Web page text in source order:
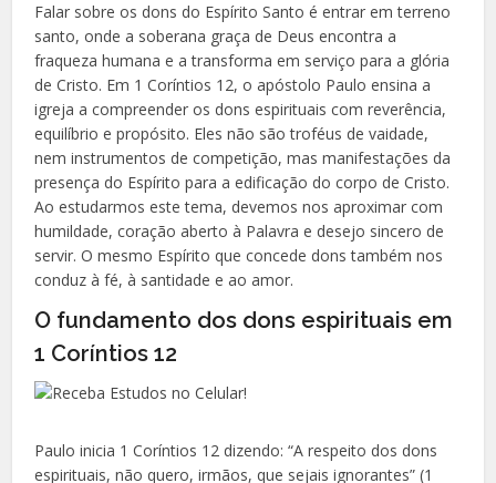
Falar sobre os dons do Espírito Santo é entrar em terreno
santo, onde a soberana graça de Deus encontra a
fraqueza humana e a transforma em serviço para a glória
de Cristo. Em 1 Coríntios 12, o apóstolo Paulo ensina a
igreja a compreender os dons espirituais com reverência,
equilíbrio e propósito. Eles não são troféus de vaidade,
nem instrumentos de competição, mas manifestações da
presença do Espírito para a edificação do corpo de Cristo.
Ao estudarmos este tema, devemos nos aproximar com
humildade, coração aberto à Palavra e desejo sincero de
servir. O mesmo Espírito que concede dons também nos
conduz à fé, à santidade e ao amor.
O fundamento dos dons espirituais em
1 Coríntios 12
Paulo inicia 1 Coríntios 12 dizendo: “A respeito dos dons
espirituais, não quero, irmãos, que sejais ignorantes” (1